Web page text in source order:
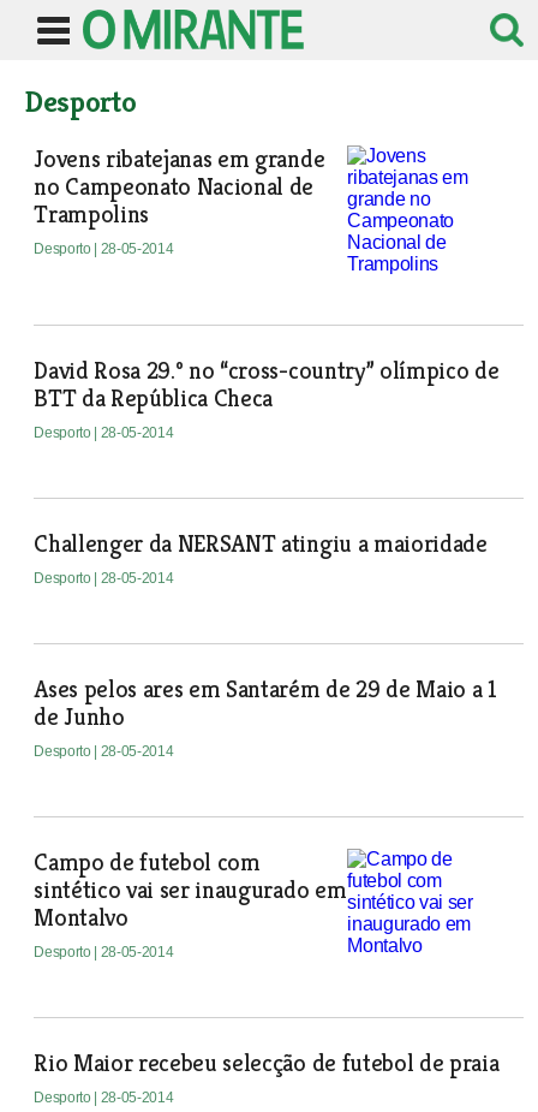
Desporto
Jovens ribatejanas em grande
no Campeonato Nacional de
Trampolins
Desporto | 28-05-2014
David Rosa 29.º no “cross-country” olímpico de
BTT da República Checa
Desporto | 28-05-2014
Challenger da NERSANT atingiu a maioridade
Desporto | 28-05-2014
Ases pelos ares em Santarém de 29 de Maio a 1
de Junho
Desporto | 28-05-2014
Campo de futebol com
sintético vai ser inaugurado em
Montalvo
Desporto | 28-05-2014
Rio Maior recebeu selecção de futebol de praia
Desporto | 28-05-2014